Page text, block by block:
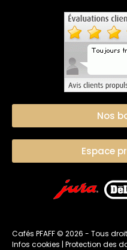
Nos
Espace
Cafés PFAFF © 2026 - Tous
Infos cookies | Protection des